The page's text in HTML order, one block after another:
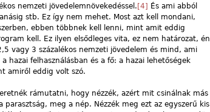
nemzeti jövedelemnövekedéssel. [4] És ami abból
stb. Ez így nem mehet. Most azt kell mondani,
ebben többnek kell lenni, mint amit eddig
kell. Ez ilyen elsődleges vita, ez nem határozat, én
vagy 3 százalékos nemzeti jövedelem és mind, ami
hazai felhasználásban és a fő: a hazai lehetőségek
amiről eddig volt szó.
rámutatni, hogy nézzék, azért mit csinálnak más
meg a nép. Nézzék meg ezt az egyszerű kis